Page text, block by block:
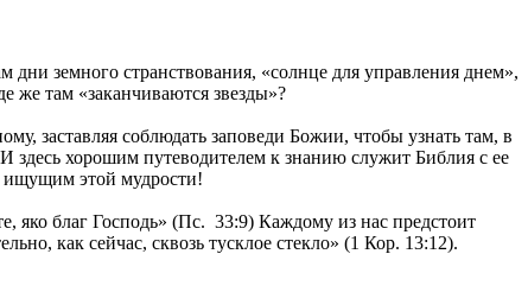
дни земного странствования, «солнце для управления днем»,
же там «заканчиваются звезды»?
заставляя соблюдать заповеди Божии, чтобы узнать там, в
здесь хорошим путеводителем к знанию служит Библия с ее
ищущим этой мудрости!
яко благ Господь» (Пс. 33:9) Каждому из нас предстоит
как сейчас, сквозь тусклое стекло» (1 Кор. 13:12).